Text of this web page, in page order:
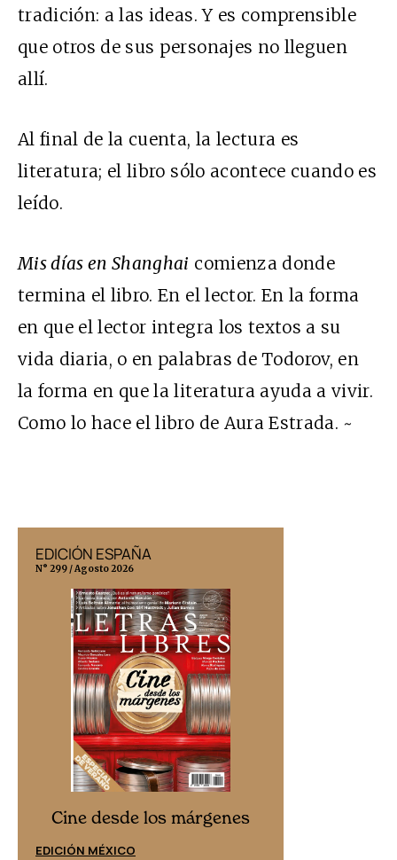
tradición: a las ideas. Y es comprensible
que otros de sus personajes no lleguen
allí.
Al final de la cuenta, la lectura es
literatura; el libro sólo acontece cuando es
leído.
Mis días en Shanghai comienza donde
termina el libro. En el lector. En la forma
en que el lector integra los textos a su
vida diaria, o en palabras de Todorov, en
la forma en que la literatura ayuda a vivir.
Como lo hace el libro de Aura Estrada. ~
EDICIÓN ESPAÑA
N° 299 / Agosto 2026
Cine desde los márgenes
EDICIÓN MÉXICO